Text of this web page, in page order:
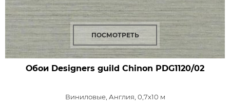
ПОСМОТРЕТЬ
Обои Designers guild Chinon PDG1120/02
Виниловые, Англия, 0,7x10 м